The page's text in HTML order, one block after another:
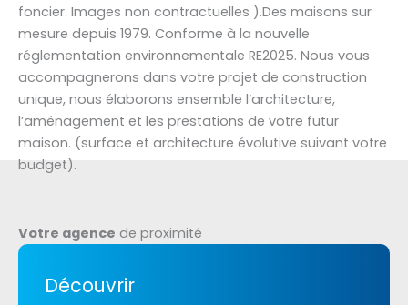
foncier. Images non contractuelles ).Des maisons sur
mesure depuis 1979. Conforme à la nouvelle
réglementation environnementale RE2025. Nous vous
accompagnerons dans votre projet de construction
unique, nous élaborons ensemble l’architecture,
l’aménagement et les prestations de votre futur
maison. (surface et architecture évolutive suivant votre
budget).
Votre agence de proximité
Découvrir